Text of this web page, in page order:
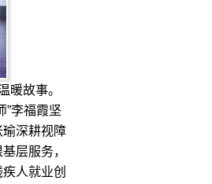
故事。
”李福霞坚
深耕视障
层服务，
人就业创